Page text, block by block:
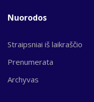
Nuorodos
Straipsniai iš laikraščio
Prenumerata
Archyvas